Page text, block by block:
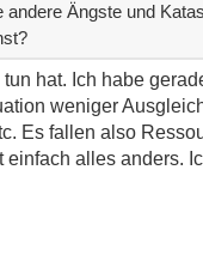
Ängste und
hat. Ich habe
weniger
Es fallen also
alles anders.